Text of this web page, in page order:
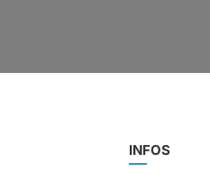
INFOS